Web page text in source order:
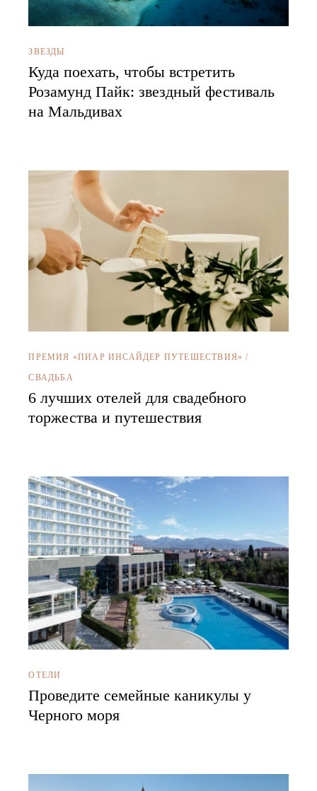
ЗВЕЗДЫ
Куда поехать, чтобы встретить
Розамунд Пайк: звездный фестиваль
на Мальдивах
ПРЕМИЯ «ПИАР ИНСАЙДЕР ПУТЕШЕСТВИЯ» /
СВАДЬБА
6 лучших отелей для свадебного
торжества и путешествия
ОТЕЛИ
Проведите семейные каникулы у
Черного моря